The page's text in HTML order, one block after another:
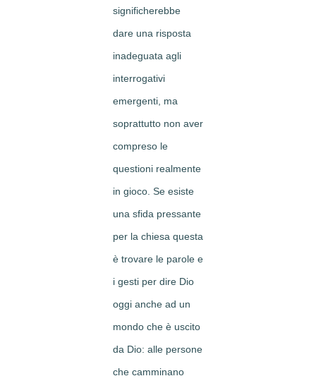
significherebbe
dare una risposta
inadeguata agli
interrogativi
emergenti, ma
soprattutto non aver
compreso le
questioni realmente
in gioco. Se esiste
una sfida pressante
per la chiesa questa
è trovare le parole e
i gesti per dire Dio
oggi anche ad un
mondo che è uscito
da Dio: alle persone
che camminano